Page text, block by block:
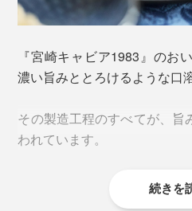
『宮崎キャビア1983』のお
濃い旨みととろけるような口溶
その製造工程のすべてが、旨
われています。
キャビアとは、チョウザメの
続きを